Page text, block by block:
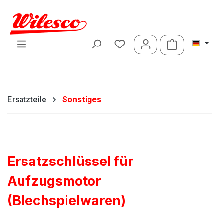
Zum Hauptinhalt springen
Ersatzteile Sonstiges
Ersatzschlüssel für
Aufzugsmotor
(Blechspielwaren)